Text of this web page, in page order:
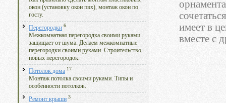
окон (установку окон пвх), монтаж окон по
госту.
Перегородки 6
Межкомнатная перегородка своими руками
защищает от шума. Делаем межкомнатные
перегородки своими руками. Строительство
новых перегородок.
Потолок дома 17
Монтаж потолка своими руками. Типы и
особенности потолков.
Ремонт крыши 3
имеет в
вместе с